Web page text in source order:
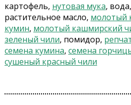
картофель, нутовая мука, вода,
растительное масло, молотый
кумин, молотый кашмирский
зеленый чили, помидор,
семена кумина, семена
сушеный красный чили